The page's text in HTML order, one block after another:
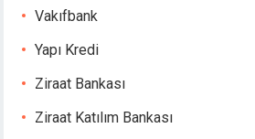
Vakıfbank
Yapı Kredi
Ziraat Bankası
Ziraat Katılım Bankası